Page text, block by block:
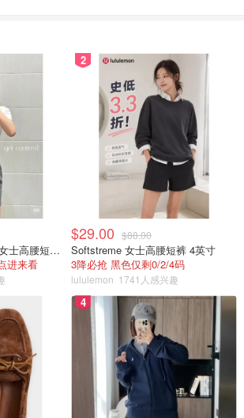
净，因为这是鱼的腥源；再把红色的筋
另外一个腥源。
lululemon Softstreme 女士高腰短裤 10cm
进来看
2
$29.00 $88.00
Softstreme 女士高腰短裤 4英寸
3降必抢 黑色仅剩0/2/4码
lululemon 1741人感兴趣
4